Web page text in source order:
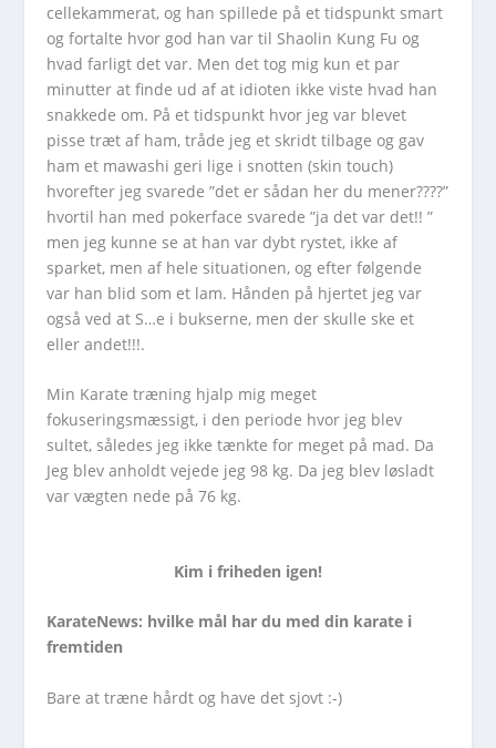
cellekammerat, og han spillede på et tidspunkt smart
og fortalte hvor god han var til Shaolin Kung Fu og
hvad farligt det var. Men det tog mig kun et par
minutter at finde ud af at idioten ikke viste hvad han
snakkede om. På et tidspunkt hvor jeg var blevet
pisse træt af ham, tråde jeg et skridt tilbage og gav
ham et mawashi geri lige i snotten (skin touch)
hvorefter jeg svarede ”det er sådan her du mener????”
hvortil han med pokerface svarede ”ja det var det!! ”
men jeg kunne se at han var dybt rystet, ikke af
sparket, men af hele situationen, og efter følgende
var han blid som et lam. Hånden på hjertet jeg var
også ved at S…e i bukserne, men der skulle ske et
eller andet!!!.
Min Karate træning hjalp mig meget
fokuseringsmæssigt, i den periode hvor jeg blev
sultet, således jeg ikke tænkte for meget på mad. Da
Jeg blev anholdt vejede jeg 98 kg. Da jeg blev løsladt
var vægten nede på 76 kg.
Kim i friheden igen!
KarateNews: hvilke mål har du med din karate i
fremtiden
Bare at træne hårdt og have det sjovt :-)